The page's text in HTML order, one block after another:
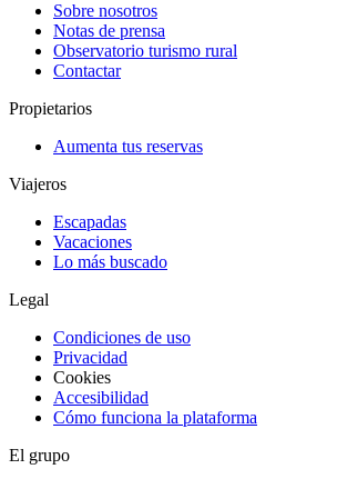
Sobre nosotros
Notas de prensa
Observatorio turismo rural
Contactar
Propietarios
Aumenta tus reservas
Viajeros
Escapadas
Vacaciones
Lo más buscado
Legal
Condiciones de uso
Privacidad
Cookies
Accesibilidad
Cómo funciona la plataforma
El grupo